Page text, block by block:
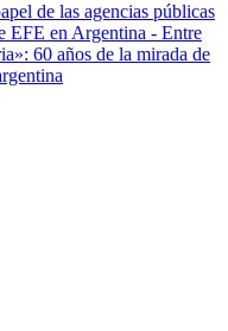
de las agencias públicas
EFE en Argentina - Entre
60 años de la mirada de